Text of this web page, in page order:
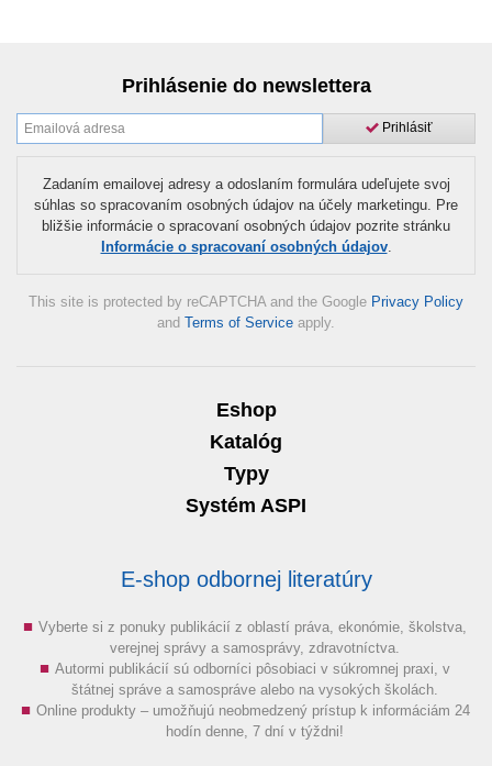
Prihlásenie do newslettera
Prihlásiť
Zadaním emailovej adresy a odoslaním formulára udeľujete svoj
súhlas so spracovaním osobných údajov na účely marketingu. Pre
bližšie informácie o spracovaní osobných údajov pozrite stránku
Informácie o spracovaní osobných údajov.
This site is protected by reCAPTCHA and the Google Privacy Policy
and Terms of Service apply.
Eshop
Katalóg
Typy
Systém ASPI
E-shop odbornej literatúry
Vyberte si z ponuky publikácií z oblastí práva, ekonómie, školstva,
verejnej správy a samosprávy, zdravotníctva.
Autormi publikácií sú odborníci pôsobiaci v súkromnej praxi, v
štátnej správe a samospráve alebo na vysokých školách.
Online produkty – umožňujú neobmedzený prístup k informáciám 24
hodín denne, 7 dní v týždni!